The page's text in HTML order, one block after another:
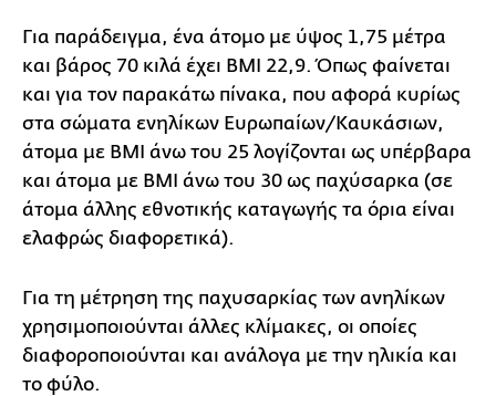
Για παράδειγμα, ένα άτομο με ύψος 1,75 μέτρα
και βάρος 70 κιλά έχει BMI 22,9. Όπως φαίνεται
και για τον παρακάτω πίνακα, που αφορά κυρίως
στα σώματα ενηλίκων Ευρωπαίων/Καυκάσιων,
άτομα με ΒΜΙ άνω του 25 λογίζονται ως υπέρβαρα
και άτομα με ΒΜΙ άνω του 30 ως παχύσαρκα (σε
άτομα άλλης εθνοτικής καταγωγής τα όρια είναι
ελαφρώς διαφορετικά).
Για τη μέτρηση της παχυσαρκίας των ανηλίκων
χρησιμοποιούνται άλλες κλίμακες, οι οποίες
διαφοροποιούνται και ανάλογα με την ηλικία και
το φύλο.